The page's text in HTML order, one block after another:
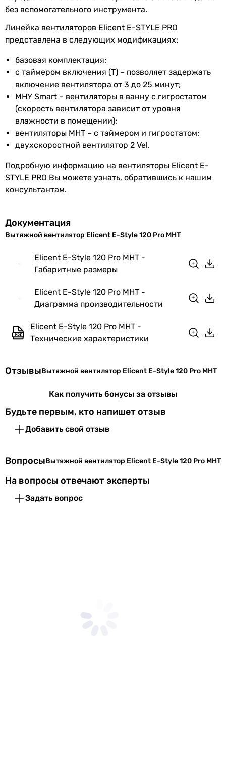
Коллекции E-Style Pro
Физические характеристики
Диаметр 120 мм
Глубина
патрубка
83 мм
Цвет
Ширина
передней
180 мм
Высота
передней
Глубина
панели
18 мм
Гарантия
Сообщите нам об этом!
Сообщить об ошибке
Характеристики, комплектация и фотографии Elicent E-Style
несет ответственности за изменения, внесенные
без вспомогательного инструмента.
Линейка вентиляторов Elicent E-STYLE PRO
представлена в следующих модификациях:
базовая комплектация;
с таймером включения (T) – позволяет задержать
включение вентилятора от 3 до 25 минут;
MHY Smart – вентиляторы в ванну с гигростатом
(скорость вентилятора зависит от уровня
влажности в помещении);
вентиляторы MHT – с таймером и гигростатом;
двухскоростной вентилятор 2 Vel.
Подробную информацию на вентиляторы Elicent E-
STYLE PRO Вы можете узнать, обратившись к нашим
консультантам.
Документация
Вытяжной вентилятор Elicent E-Style 120 Pro MHT
Elicent E-Style 120 Pro MHT -
Габаритные размеры
Elicent E-Style 120 Pro MHT -
Диаграмма производительности
Elicent E-Style 120 Pro MHT -
Технические характеристики
ОтзывыВытяжной вентилятор Elicent E-Style 120 Pro MHT
Как получить бонусы за отзывы
Будьте первым, кто напишет отзыв
Добавить свой отзыв
ВопросыВытяжной вентилятор Elicent E-Style 120 Pro MHT
На вопросы отвечают эксперты
Задать вопрос